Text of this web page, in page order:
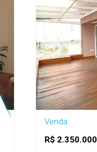
Venda
R$ 2.350.000